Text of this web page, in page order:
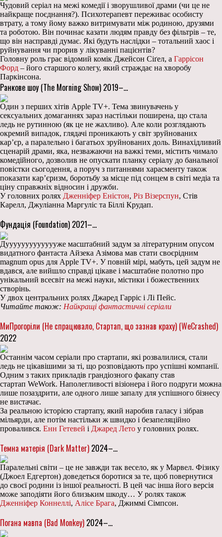
Чудовий серіал на межі комедії і зворушливої драми (чи це не
найкраще поєднання?). Психотерапевт переживає особисту
втрату, а тому йому важко витримувати між родиною, друзями
та роботою. Він починає казати людям правду без фільтрів – те,
що він насправді думає. Які будуть наслідки – тотальний хаос і
руйнування чи прорив у лікуванні пацієнтів?
Головну роль грає відомий комік Джейсон Сіґел, а Гаррісон
Форд – його старшого колегу, який страждає на хворобу
Паркінсона.
Ранкове шоу (The Morning Show) 2019–…
Один з перших хітів Apple TV+. Тема звинувачень у
сексуальних домаганнях зараз настільки поширена, що стала
ледь не рутинною (як це не жахливо). Але коли розглядають
окремий випадок, глядачі проникають у світ зруйнованих
кар’єр, а паралельно і багатьох зруйнованих доль. Винахідливий
сценарій драми, яка, незважаючи на важкі теми, містить чимало
комедійного, дозволив не опускати планку серіалу до банальної
повістки сьогодення, а поруч з питаннями харасменту також
показати кар’єризм, боротьбу за місце під сонцем в світі медіа та
ціну справжніх відносин і дружби.
У головних ролях Дженніфер Еністон, Різ Візерспун, Стів
Карелл, Джуліанна Маргуліс та Біллі Крудап.
Фундація (Foundation) 2021–…
Дуууууууууууууже масштабний задум за літературним опусом
видатного фантаста Айзека Азімова мав стати своєрідним
magnum opus для Apple TV+. У повній мірі, мабуть, цей задум не
вдався, але вийшло справді цікаве і масштабне полотно про
унікальний всесвіт на межі науки, містики і божественних
створінь.
У двох центральних ролях Джаред Гарріс і Лі Пейс.
Читайте також: Найкращі фантастичні серіали
МиПрогоріли (Не спрацювало, Стартап, що зазнав краху) (WeCrashed)
2022
Останнім часом серіали про стартапи, які розвалилися, стали
ледь не цікавішими за ті, що розповідають про успішні компанії.
Одним з таких прикладів грандіозного факапу став
стартап WeWork. Наполегливості візіонера і його подруги можна
лише позаздрити, але одного лише запалу для успішного бізнесу
не вистачає.
За реальною історією стартапу, який наробив галасу і зібрав
мільярди, але потім настільки ж швидко і безапеляційно
провалився. Енн Гетевей і Джаред Лето у головних ролях.
Темна матерія (Dark Matter) 2024–…
Паралельні світи – це не завжди так весело, як у Марвел. Фізику
(Джоел Едгертон) доведеться боротися за те, щоб повернутися
до своєї родини із іншої реальності. В цей час інша його версія
може заподіяти його близьким шкоду… У ролях також
Дженніфер Коннеллі, Алісе Брага, Джиммі Сімпсон.
Погана мавпа (Bad Monkey) 2024–…